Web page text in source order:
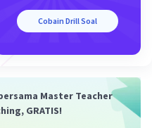
Cobain Drill Soal
Master Teacher
GRATIS!